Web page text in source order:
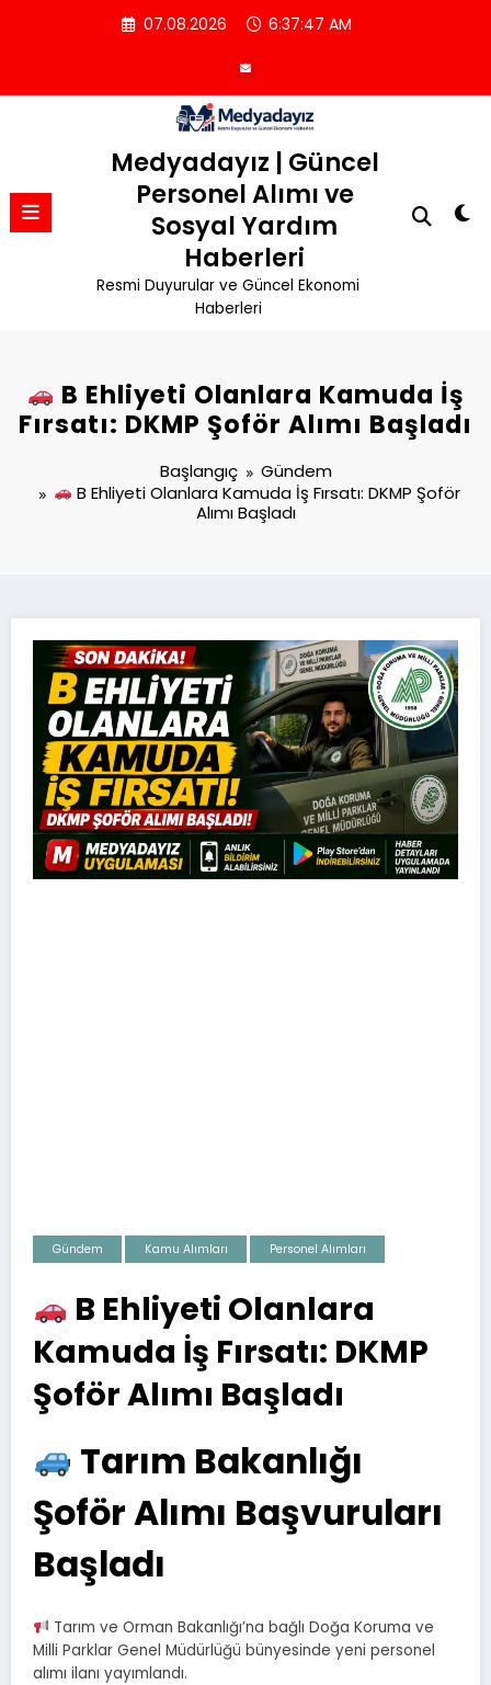
07.08.2026 6:37:48 AM
Medyadayız | Güncel
Personel Alımı ve
Sosyal Yardım
Haberleri
Resmi Duyurular ve Güncel Ekonomi
Haberleri
B Ehliyeti Olanlara Kamuda İş
Fırsatı: DKMP Şoför Alımı Başladı
Başlangıç
Gündem
B Ehliyeti Olanlara Kamuda İş Fırsatı: DKMP Şoför
Alımı Başladı
Gündem Kamu Alımları Personel Alımları
B Ehliyeti Olanlara
Kamuda İş Fırsatı: DKMP
Şoför Alımı Başladı
Tarım Bakanlığı
Şoför Alımı Başvuruları
Başladı
Tarım ve Orman Bakanlığı’na bağlı Doğa Koruma ve
Milli Parklar Genel Müdürlüğü bünyesinde yeni personel
alımı ilanı yayımlandı.